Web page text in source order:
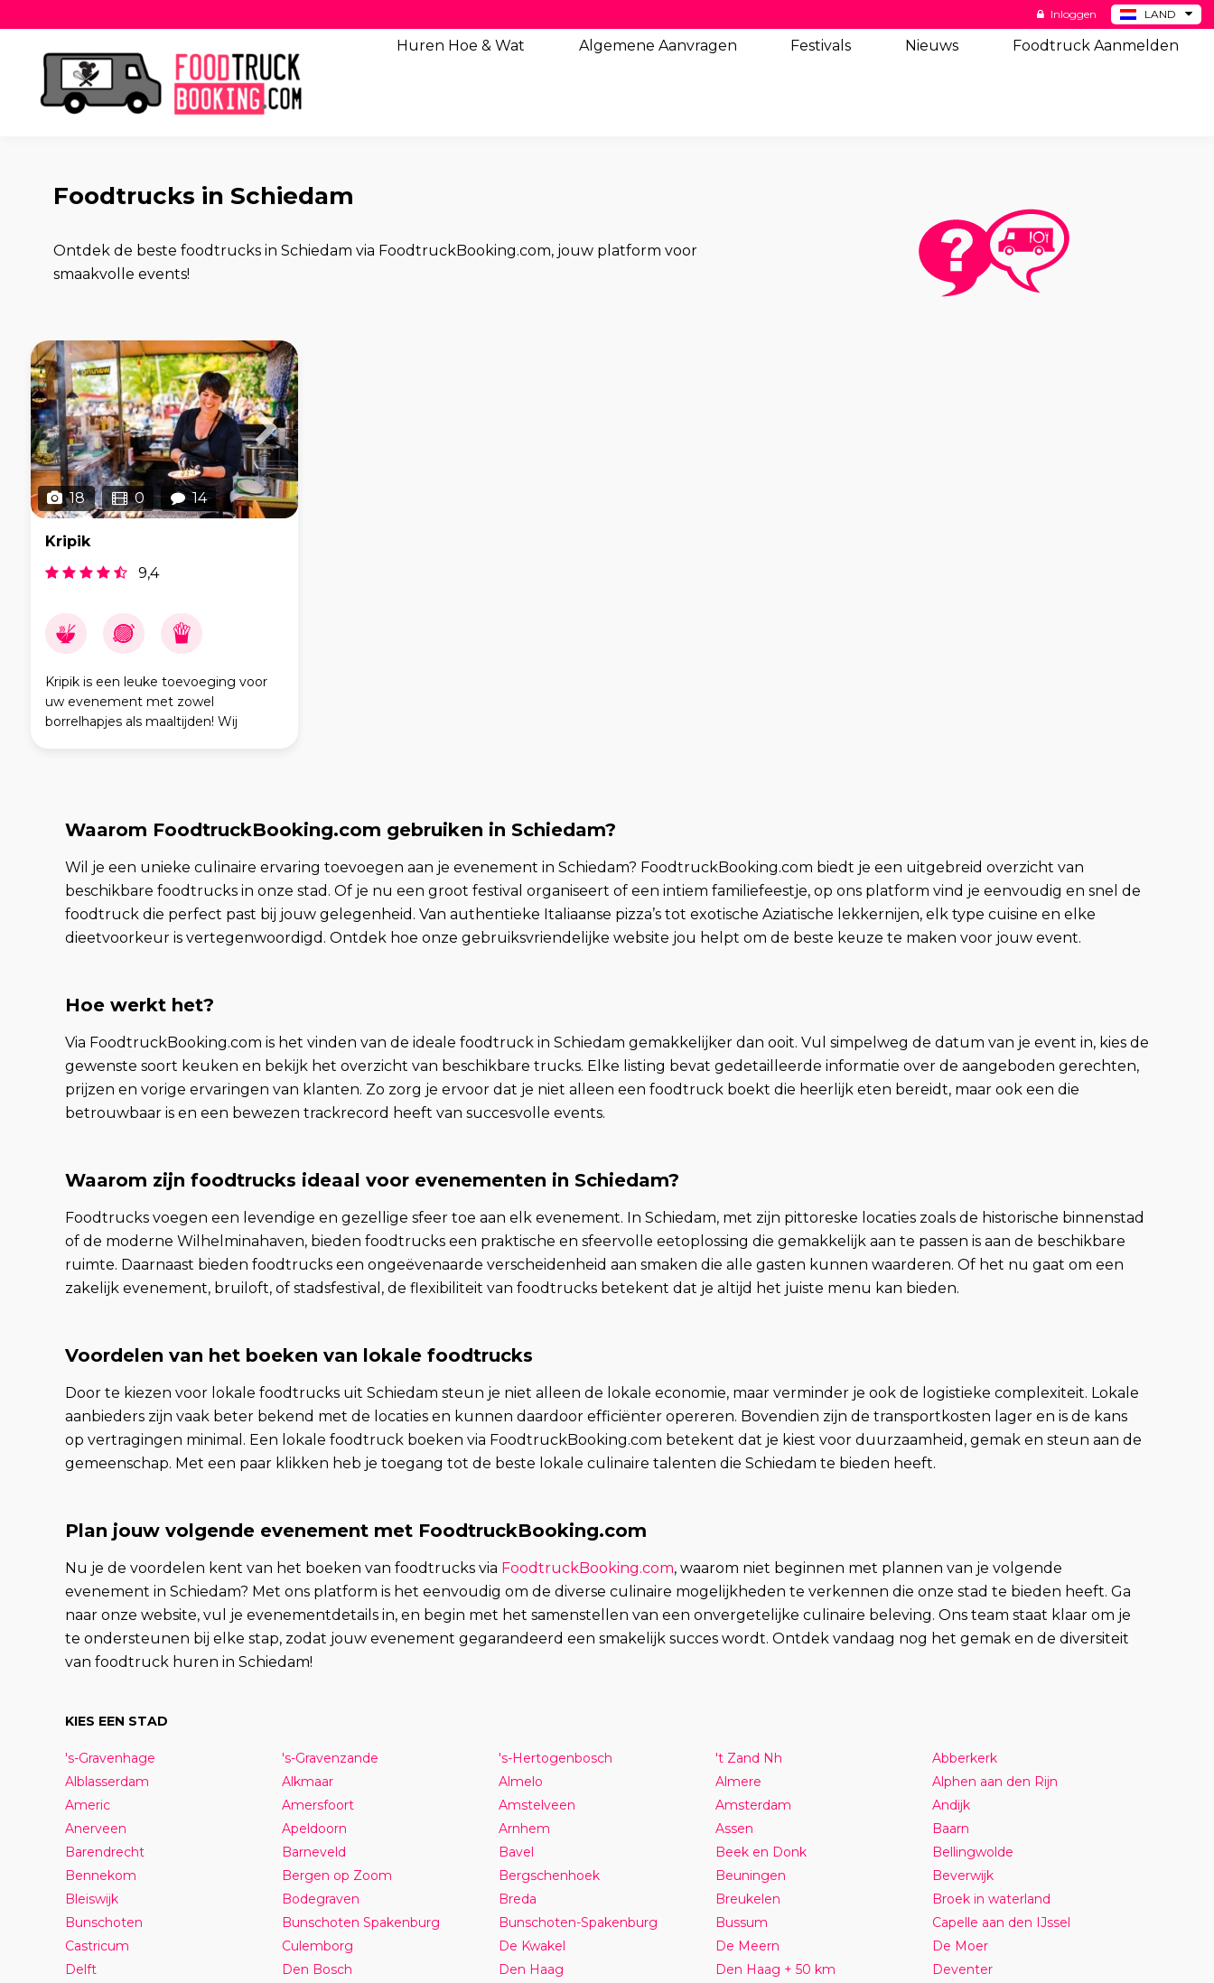
LAND
BE
Inloggen
Huren Hoe & Wat Algemene Aanvragen Festivals Nieuws Foodtruck Aanmelden
Foodtrucks in Schiedam
Ontdek de beste foodtrucks in Schiedam via FoodtruckBooking.com, jouw platform voor
smaakvolle events!
18 0 14
Kripik
9,4
Kripik is een leuke toevoeging voor
uw evenement met zowel
borrelhapjes als maaltijden! Wij
Waarom FoodtruckBooking.com gebruiken in Schiedam?
Wil je een unieke culinaire ervaring toevoegen aan je evenement in Schiedam? FoodtruckBooking.com biedt je een uitgebreid overzicht van
beschikbare foodtrucks in onze stad. Of je nu een groot festival organiseert of een intiem familiefeestje, op ons platform vind je eenvoudig en snel de
foodtruck die perfect past bij jouw gelegenheid. Van authentieke Italiaanse pizza’s tot exotische Aziatische lekkernijen, elk type cuisine en elke
dieetvoorkeur is vertegenwoordigd. Ontdek hoe onze gebruiksvriendelijke website jou helpt om de beste keuze te maken voor jouw event.
Hoe werkt het?
Via FoodtruckBooking.com is het vinden van de ideale foodtruck in Schiedam gemakkelijker dan ooit. Vul simpelweg de datum van je event in, kies de
gewenste soort keuken en bekijk het overzicht van beschikbare trucks. Elke listing bevat gedetailleerde informatie over de aangeboden gerechten,
prijzen en vorige ervaringen van klanten. Zo zorg je ervoor dat je niet alleen een foodtruck boekt die heerlijk eten bereidt, maar ook een die
betrouwbaar is en een bewezen trackrecord heeft van succesvolle events.
Waarom zijn foodtrucks ideaal voor evenementen in Schiedam?
Foodtrucks voegen een levendige en gezellige sfeer toe aan elk evenement. In Schiedam, met zijn pittoreske locaties zoals de historische binnenstad
of de moderne Wilhelminahaven, bieden foodtrucks een praktische en sfeervolle eetoplossing die gemakkelijk aan te passen is aan de beschikbare
ruimte. Daarnaast bieden foodtrucks een ongeëvenaarde verscheidenheid aan smaken die alle gasten kunnen waarderen. Of het nu gaat om een
zakelijk evenement, bruiloft, of stadsfestival, de flexibiliteit van foodtrucks betekent dat je altijd het juiste menu kan bieden.
Voordelen van het boeken van lokale foodtrucks
Door te kiezen voor lokale foodtrucks uit Schiedam steun je niet alleen de lokale economie, maar verminder je ook de logistieke complexiteit. Lokale
aanbieders zijn vaak beter bekend met de locaties en kunnen daardoor efficiënter opereren. Bovendien zijn de transportkosten lager en is de kans
op vertragingen minimal. Een lokale foodtruck boeken via FoodtruckBooking.com betekent dat je kiest voor duurzaamheid, gemak en steun aan de
gemeenschap. Met een paar klikken heb je toegang tot de beste lokale culinaire talenten die Schiedam te bieden heeft.
Plan jouw volgende evenement met FoodtruckBooking.com
Nu je de voordelen kent van het boeken van foodtrucks via FoodtruckBooking.com, waarom niet beginnen met plannen van je volgende
evenement in Schiedam? Met ons platform is het eenvoudig om de diverse culinaire mogelijkheden te verkennen die onze stad te bieden heeft. Ga
naar onze website, vul je evenementdetails in, en begin met het samenstellen van een onvergetelijke culinaire beleving. Ons team staat klaar om je
te ondersteunen bij elke stap, zodat jouw evenement gegarandeerd een smakelijk succes wordt. Ontdek vandaag nog het gemak en de diversiteit
van foodtruck huren in Schiedam!
KIES EEN STAD
's-Gravenhage 's-Gravenzande 's-Hertogenbosch 't Zand Nh
Abberkerk
Alblasserdam
Alkmaar Almelo Almere
Alphen aan den Rijn
Americ
Amersfoort Amstelveen Amsterdam
Andijk
Anerveen
Apeldoorn Arnhem Assen
Baarn
Barendrecht
Barneveld Bavel Beek en Donk
Bellingwolde
Bennekom
Bergen op Zoom Bergschenhoek Beuningen
Beverwijk
Bleiswijk
Bodegraven Breda Breukelen
Broek in waterland
Bunschoten
Bunschoten Spakenburg Bunschoten-Spakenburg Bussum
Capelle aan den IJssel
Castricum
Culemborg De Kwakel De Meern
De Moer
Delft
Den Bosch Den Haag Den Haag + 50 km
Deventer